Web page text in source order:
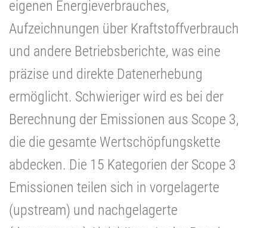
eigenen Energieverbrauches,
Aufzeichnungen über Kraftstoffverbrauch
und andere Betriebsberichte, was eine
präzise und direkte Datenerhebung
ermöglicht. Schwieriger wird es bei der
Berechnung der Emissionen aus Scope 3,
die die gesamte Wertschöpfungskette
abdecken. Die 15 Kategorien der Scope 3
Emissionen teilen sich in vorgelagerte
(upstream) und nachgelagerte